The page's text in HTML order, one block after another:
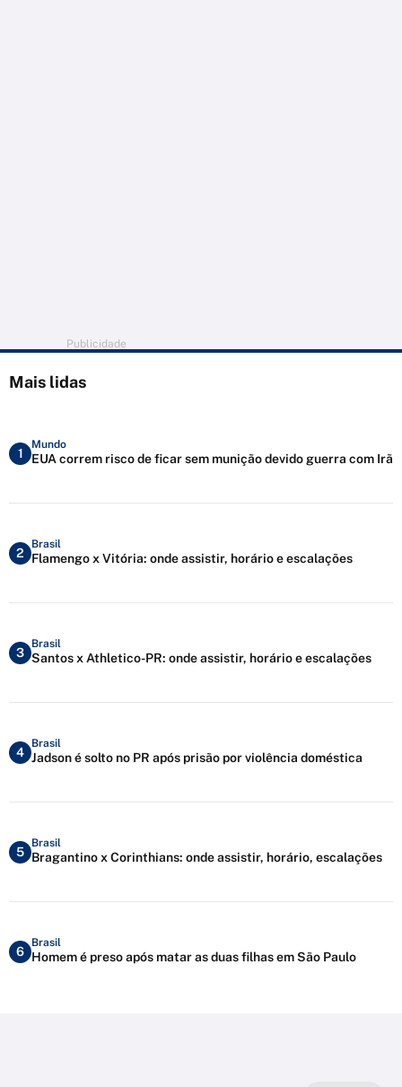
Publicidade
Mais lidas
1
Mundo
EUA correm risco de ficar sem munição devido guerra com Irã
2
Brasil
Flamengo x Vitória: onde assistir, horário e escalações
3
Brasil
Santos x Athletico-PR: onde assistir, horário e escalações
4
Brasil
Jadson é solto no PR após prisão por violência doméstica
5
Brasil
Bragantino x Corinthians: onde assistir, horário, escalações
6
Brasil
Homem é preso após matar as duas filhas em São Paulo